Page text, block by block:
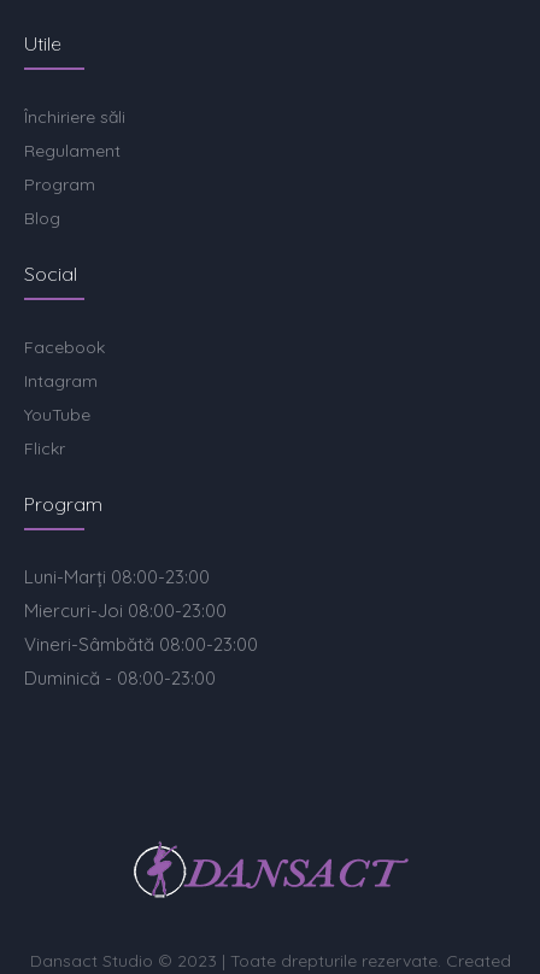
Utile
Închiriere săli
Regulament
Program
Blog
Social
Facebook
Intagram
YouTube
Flickr
Program
Luni-Marți 08:00-23:00
Miercuri-Joi 08:00-23:00
Vineri-Sâmbătă 08:00-23:00
Duminică - 08:00-23:00
Dansact Studio © 2023 | Toate drepturile rezervate. Created